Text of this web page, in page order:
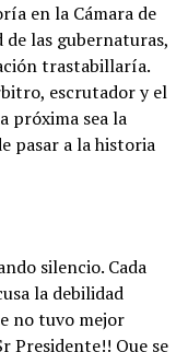
en la Cámara de
las gubernaturas,
trastabillaría.
escrutador y el
próxima sea la
pasar a la historia
silencio. Cada
la debilidad
no tuvo mejor
Presidente!! Que se